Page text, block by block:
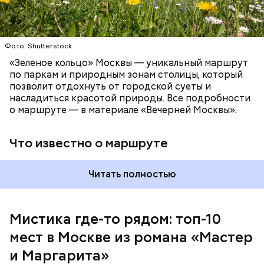
Фото: Shutterstock
«Зеленое кольцо» Москвы — уникальный маршрут
по паркам и природным зонам столицы, который
позволит отдохнуть от городской суеты и
насладиться красотой природы. Все подробности
о маршруте — в материале «Вечерней Москвы».
Что известно о маршруте
Читать полностью
Мистика где-то рядом: топ-10
мест в Москве из романа «Мастер
и Маргарита»
На данный момент квартира на Большой Садовой
стала Музеем Булгакова. В ней воссоздана
атмосфера жизни и быта начала ХХ века с большим
Патриаршие пруды